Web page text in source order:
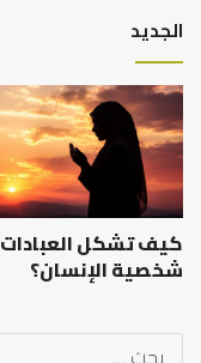
الجديد
كيف تشكل العبادات
شخصية الإنسان؟